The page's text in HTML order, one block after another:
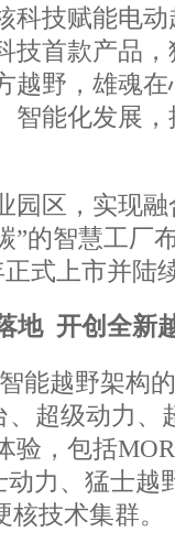
科技赋能电
技首款产品
越野，雄魂
智能化发展
园区，实现
”的智慧工厂
式上市并陆
地 开创全新
能越野架构
超级动力、
验，包括
动力、猛士越
技术集群。